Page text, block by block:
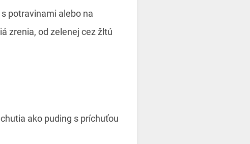
potravinami alebo na
zrenia, od zelenej cez žltú
ako puding s príchuťou